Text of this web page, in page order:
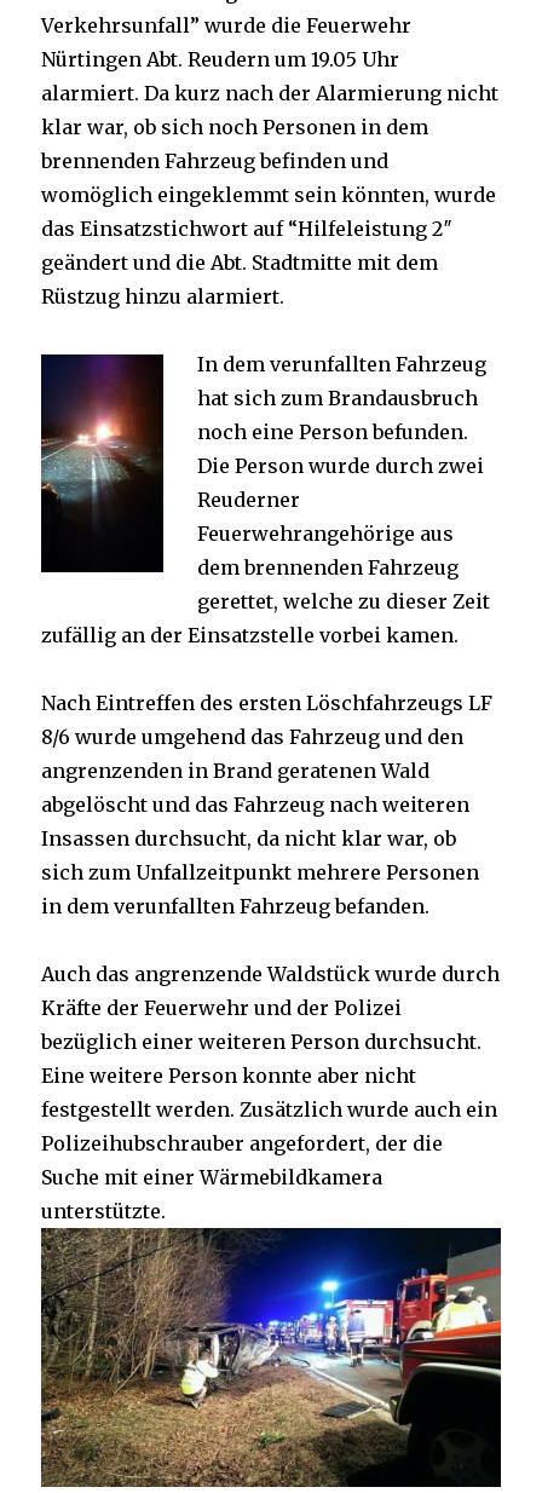
Verkehrsunfall” wurde die Feuerwehr
Nürtingen Abt. Reudern um 19.05 Uhr
alarmiert. Da kurz nach der Alarmierung nicht
klar war, ob sich noch Personen in dem
brennenden Fahrzeug befinden und
womöglich eingeklemmt sein könnten, wurde
das Einsatzstichwort auf “Hilfeleistung 2″
geändert und die Abt. Stadtmitte mit dem
Rüstzug hinzu alarmiert.
In dem verunfallten Fahrzeug
hat sich zum Brandausbruch
noch eine Person befunden.
Die Person wurde durch zwei
Reuderner
Feuerwehrangehörige aus
dem brennenden Fahrzeug
gerettet, welche zu dieser Zeit
zufällig an der Einsatzstelle vorbei kamen.
Nach Eintreffen des ersten Löschfahrzeugs LF
8/6 wurde umgehend das Fahrzeug und den
angrenzenden in Brand geratenen Wald
abgelöscht und das Fahrzeug nach weiteren
Insassen durchsucht, da nicht klar war, ob
sich zum Unfallzeitpunkt mehrere Personen
in dem verunfallten Fahrzeug befanden.
Auch das angrenzende Waldstück wurde durch
Kräfte der Feuerwehr und der Polizei
bezüglich einer weiteren Person durchsucht.
Eine weitere Person konnte aber nicht
festgestellt werden. Zusätzlich wurde auch ein
Polizeihubschrauber angefordert, der die
Suche mit einer Wärmebildkamera
unterstützte.